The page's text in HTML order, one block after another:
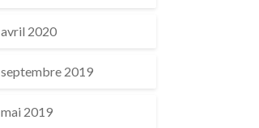
avril 2020
septembre 2019
mai 2019